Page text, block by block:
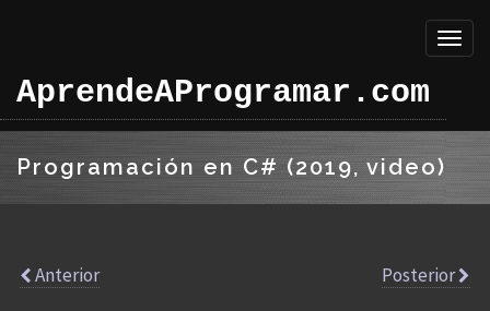
AprendeAProgramar.com
Programación en C# (2019, video)
Anterior Posterior